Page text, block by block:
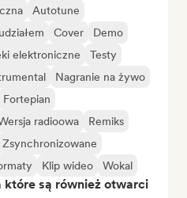
Autotune
Cover
Demo
elektroniczne
Testy
Nagranie na żywo
Fortepian
radioowa
Remiks
Zsynchronizowane
Klip wideo Wokal
są również otwarci